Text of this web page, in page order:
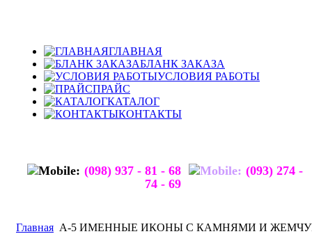
ГЛАВНАЯ
БЛАНК ЗАКАЗА
УСЛОВИЯ РАБОТЫ
ПРАЙС
КАТАЛОГ
КОНТАКТЫ
(098) 937 - 81 - 68
(093) 274 -
74 - 69
Главная А-5 ИМЕННЫЕ ИКОНЫ С КАМНЯМИ И